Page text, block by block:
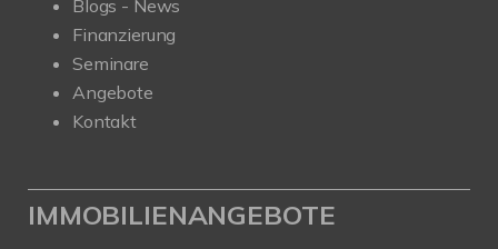
Blogs - News
Finanzierung
Seminare
Angebote
Kontakt
IMMOBILIENANGEBOTE